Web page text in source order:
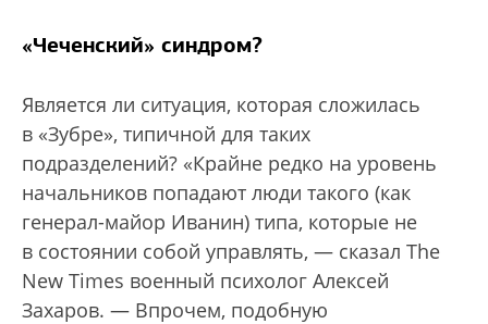
«Чеченский» синдром?
Является ли ситуация, которая сложилась
в «Зубре», типичной для таких
подразделений? «Крайне редко на уровень
начальников попадают люди такого (как
генерал-майор Иванин) типа, которые не
в состоянии собой управлять, — сказал The
New Times военный психолог Алексей
Захаров. — Впрочем, подобную